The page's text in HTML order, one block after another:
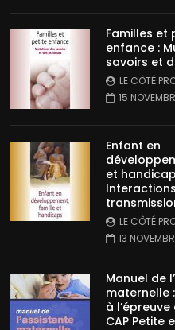
Familles et
enfance :
savoirs et
LE CÔTÉ
15
Enfant en
et
LE CÔTÉ
13
Manuel de
maternelle
à l’épreuve
CAP Petite